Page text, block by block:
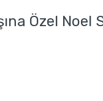
Özel Noel